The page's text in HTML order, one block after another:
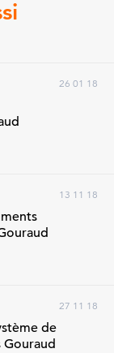
26 01 18
13 11 18
27 11 18
de